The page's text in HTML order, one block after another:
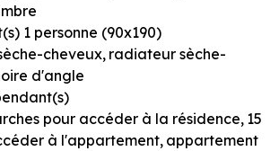
1 personne (90x190)
cheveux radiateur sèche-
d'angle
pour accéder à la résidence 15
à l'appartement appartement